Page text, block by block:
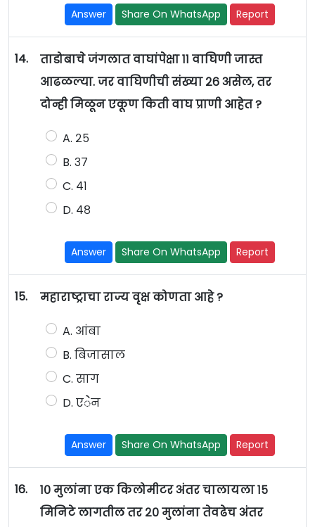
Answer Share On WhatsApp Report
14.
ताडोबाचे जंगलात वाघांपेक्षा ११ वाघिणी जास्त
आढळल्या. जर वाघिणीची संख्या २६ असेल, तर
दोन्ही मिळून एकूण किती वाघ प्राणी आहेत ?
A. २५
B. ३७
C. ४१
D. ४८
Answer Share On WhatsApp Report
15. महाराष्ट्राचा राज्य वृक्ष कोणता आहे ?
A. आंबा
B. बिजासाल
C. साग
D. एेेन
Answer Share On WhatsApp Report
16.
१० मुलांना एक किलोमीटर अंतर चालायला १५
मिनिटे लागतील तर २० मुलांना तेवढेच अंतर